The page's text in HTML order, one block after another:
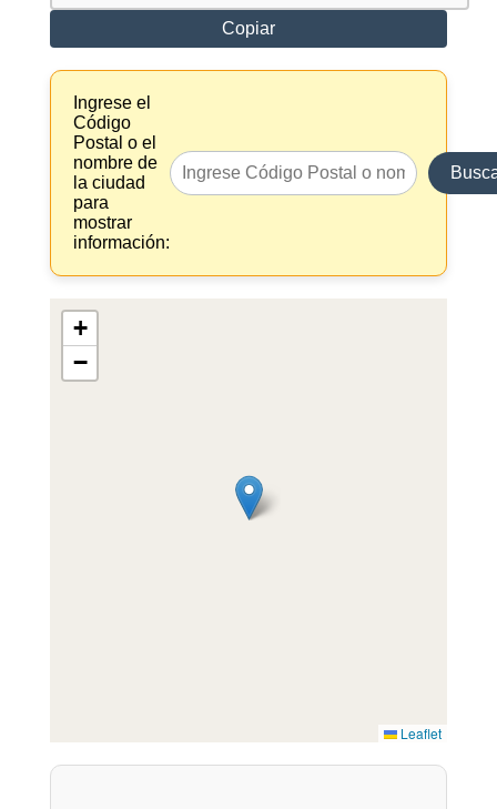
Copiar
Ingrese el
Código
Postal o el
nombre de
la ciudad
para
mostrar
información:
+
−
Leaflet